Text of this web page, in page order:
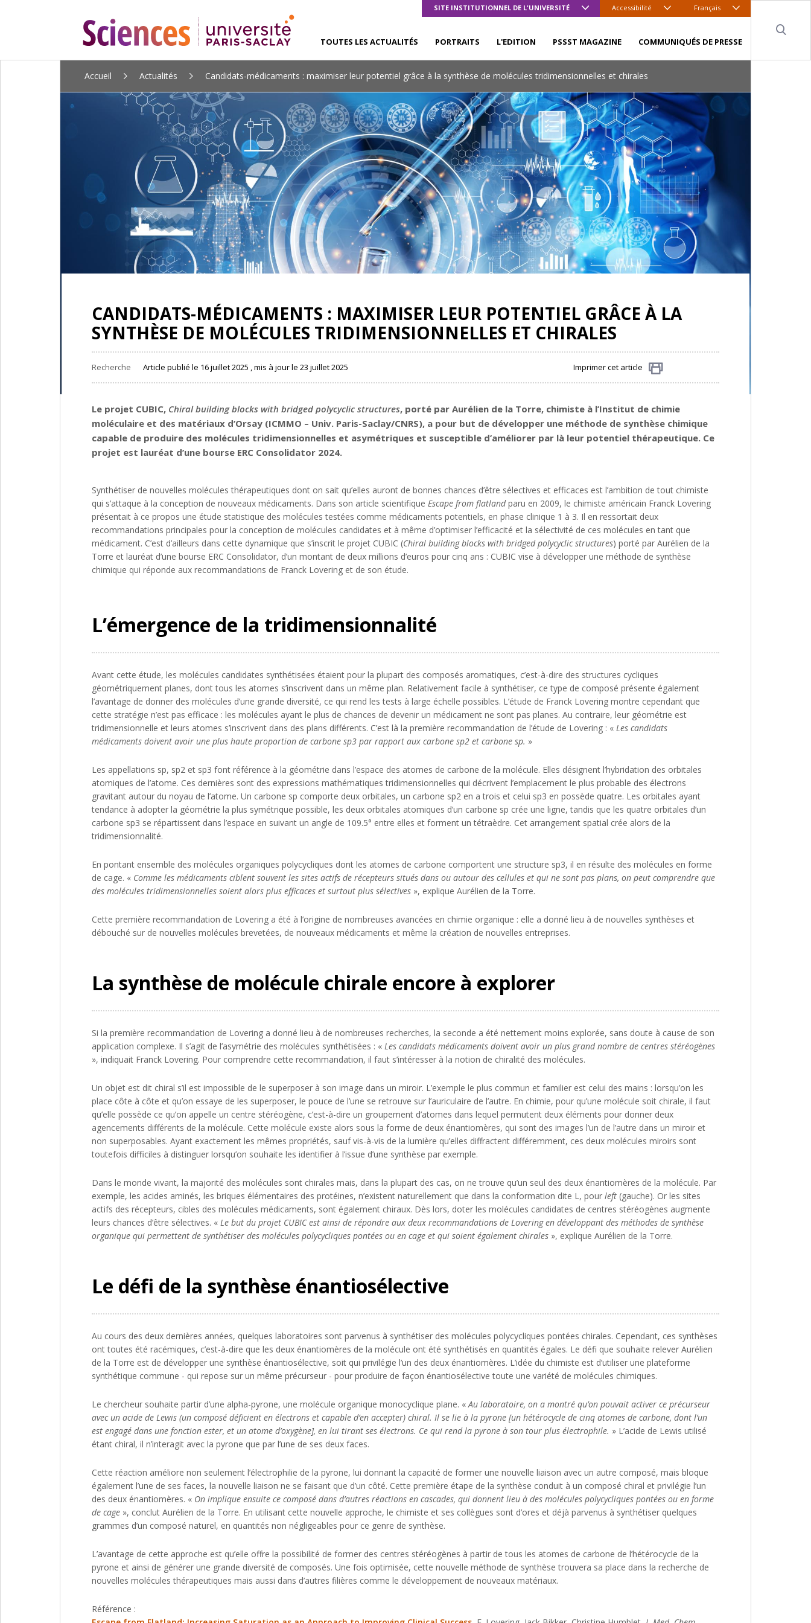
SITE INSTITUTIONNEL DE L'UNIVERSITÉ Accessibilité Français
TOUTES LES ACTUALITÉS PORTRAITS L'EDITION PSSST MAGAZINE COMMUNIQUÉS DE PRESSE
Accueil Actualités Candidats-médicaments : maximiser leur potentiel grâce à la synthèse de molécules tridimensionnelles et chirales
CANDIDATS-MÉDICAMENTS : MAXIMISER LEUR POTENTIEL GRÂCE À LA
SYNTHÈSE DE MOLÉCULES TRIDIMENSIONNELLES ET CHIRALES
Recherche Article publié le 16 juillet 2025 , mis à jour le 23 juillet 2025 Imprimer cet article
Le projet CUBIC, Chiral building blocks with bridged polycyclic structures, porté par Aurélien de la Torre, chimiste à l’Institut de chimie
moléculaire et des matériaux d’Orsay (ICMMO – Univ. Paris-Saclay/CNRS), a pour but de développer une méthode de synthèse chimique
capable de produire des molécules tridimensionnelles et asymétriques et susceptible d’améliorer par là leur potentiel thérapeutique. Ce
projet est lauréat d’une bourse ERC Consolidator 2024.
Synthétiser de nouvelles molécules thérapeutiques dont on sait qu’elles auront de bonnes chances d’être sélectives et efficaces est l’ambition de tout chimiste
qui s’attaque à la conception de nouveaux médicaments. Dans son article scientifique Escape from flatlandparu en 2009, le chimiste américain Franck Lovering
présentait à ce propos une étude statistique des molécules testées comme médicaments potentiels, en phase clinique 1 à 3. Il en ressortait deux
recommandations principales pour la conception de molécules candidates et à même d’optimiser l’efficacité et la sélectivité de ces molécules en tant que
médicament. C’est d’ailleurs dans cette dynamique que s’inscrit le projet CUBIC (Chiral building blocks with bridged polycyclic structures) porté par Aurélien de la
Torre et lauréat d’une bourse ERC Consolidator, d’un montant de deux millions d’euros pour cinq ans : CUBIC vise à développer une méthode de synthèse
chimique qui réponde aux recommandations de Franck Lovering et de son étude.
L’émergence de la tridimensionnalité
Avant cette étude, les molécules candidates synthétisées étaient pour la plupart des composés aromatiques, c’est-à-dire des structures cycliques
géométriquement planes, dont tous les atomes s’inscrivent dans un même plan. Relativement facile à synthétiser, ce type de composé présente également
l’avantage de donner des molécules d’une grande diversité, ce qui rend les tests à large échelle possibles. L’étude de Franck Lovering montre cependant que
cette stratégie n’est pas efficace : les molécules ayant le plus de chances de devenir un médicament ne sont pas planes. Au contraire, leur géométrie est
tridimensionnelle et leurs atomes s’inscrivent dans des plans différents. C’est là la première recommandation de l’étude de Lovering : « Les candidats
médicaments doivent avoir une plus haute proportion de carbone sp3 par rapport aux carbone sp2 et carbone sp. »
Les appellations sp, sp2 et sp3 font référence à la géométrie dans l’espace des atomes de carbone de la molécule. Elles désignent l’hybridation des orbitales
atomiques de l’atome. Ces dernières sont des expressions mathématiques tridimensionnelles qui décrivent l’emplacement le plus probable des électrons
gravitant autour du noyau de l’atome. Un carbone sp comporte deux orbitales, un carbone sp2 en a trois et celui sp3 en possède quatre. Les orbitales ayant
tendance à adopter la géométrie la plus symétrique possible, les deux orbitales atomiques d’un carbone sp crée une ligne, tandis que les quatre orbitales d’un
carbone sp3 se répartissent dans l’espace en suivant un angle de 109.5° entre elles et forment un tétraèdre. Cet arrangement spatial crée alors de la
tridimensionnalité.
En pontant ensemble des molécules organiques polycycliques dont les atomes de carbone comportent une structure sp3, il en résulte des molécules en forme
de cage. « Comme les médicaments ciblent souvent les sites actifs de récepteurs situés dans ou autour des cellules et qui ne sont pas plans, on peut comprendre que
des molécules tridimensionnelles soient alors plus efficaces et surtout plus sélectives », explique Aurélien de la Torre.
Cette première recommandation de Lovering a été à l’origine de nombreuses avancées en chimie organique : elle a donné lieu à de nouvelles synthèses et
débouché sur de nouvelles molécules brevetées, de nouveaux médicaments et même la création de nouvelles entreprises.
La synthèse de molécule chirale encore à explorer
Si la première recommandation de Lovering a donné lieu à de nombreuses recherches, la seconde a été nettement moins explorée, sans doute à cause de son
application complexe. Il s’agit de l’asymétrie des molécules synthétisées : « Les candidats médicaments doivent avoir un plus grand nombre de centres stéréogènes
», indiquait Franck Lovering. Pour comprendre cette recommandation, il faut s’intéresser à la notion de chiralité des molécules.
Un objet est dit chiral s’il est impossible de le superposer à son image dans un miroir. L’exemple le plus commun et familier est celui des mains : lorsqu’on les
place côte à côte et qu’on essaye de les superposer, le pouce de l’une se retrouve sur l’auriculaire de l’autre. En chimie, pour qu’une molécule soit chirale, il faut
qu’elle possède ce qu’on appelle un centre stéréogène, c’est-à-dire un groupement d’atomes dans lequel permutent deux éléments pour donner deux
agencements différents de la molécule. Cette molécule existe alors sous la forme de deux énantiomères, qui sont des images l’un de l’autre dans un miroir et
non superposables. Ayant exactement les mêmes propriétés, sauf vis-à-vis de la lumière qu’elles diffractent différemment, ces deux molécules miroirs sont
toutefois difficiles à distinguer lorsqu’on souhaite les identifier à l’issue d’une synthèse par exemple.
Dans le monde vivant, la majorité des molécules sont chirales mais, dans la plupart des cas, on ne trouve qu’un seul des deux énantiomères de la molécule. Par
exemple, les acides aminés, les briques élémentaires des protéines, n’existent naturellement que dans la conformation dite L, pour left (gauche). Or les sites
actifs des récepteurs, cibles des molécules médicaments, sont également chiraux. Dès lors, doter les molécules candidates de centres stéréogènes augmente
leurs chances d’être sélectives. « Le but du projet CUBIC est ainsi de répondre aux deux recommandations de Lovering en développant des méthodes de synthèse
organique qui permettent de synthétiser des molécules polycycliques pontées ou en cage et qui soient également chirales », explique Aurélien de la Torre.
Le défi de la synthèse énantiosélective
Au cours des deux dernières années, quelques laboratoires sont parvenus à synthétiser des molécules polycycliques pontées chirales. Cependant, ces synthèses
ont toutes été racémiques, c’est-à-dire que les deux énantiomères de la molécule ont été synthétisés en quantités égales. Le défi que souhaite relever Aurélien
de la Torre est de développer une synthèse énantiosélective, soit qui privilégie l’un des deux énantiomères. L’idée du chimiste est d’utiliser une plateforme
synthétique commune - qui repose sur un même précurseur - pour produire de façon énantiosélective toute une variété de molécules chimiques.
Le chercheur souhaite partir d’une alpha-pyrone, une molécule organique monocyclique plane. « Au laboratoire, on a montré qu’on pouvait activer ce précurseur
avec un acide de Lewis (un composé déficient en électrons et capable d’en accepter) chiral. Il se lie à la pyrone [un hétérocycle de cinq atomes de carbone, dont l’un
est engagé dans une fonction ester, et un atome d’oxygène], en lui tirant ses électrons. Ce qui rend la pyrone à son tour plus électrophile. » L’acide de Lewis utilisé
étant chiral, il n’interagit avec la pyrone que par l’une de ses deux faces.
Cette réaction améliore non seulement l’électrophilie de la pyrone, lui donnant la capacité de former une nouvelle liaison avec un autre composé, mais bloque
également l’une de ses faces, la nouvelle liaison ne se faisant que d’un côté. Cette première étape de la synthèse conduit à un composé chiral et privilégie l’un
des deux énantiomères. « On implique ensuite ce composé dans d’autres réactions en cascades, qui donnent lieu à des molécules polycycliques pontées ou en forme
de cage », conclut Aurélien de la Torre. En utilisant cette nouvelle approche, le chimiste et ses collègues sont d’ores et déjà parvenus à synthétiser quelques
grammes d’un composé naturel, en quantités non négligeables pour ce genre de synthèse.
L’avantage de cette approche est qu’elle offre la possibilité de former des centres stéréogènes à partir de tous les atomes de carbone de l’hétérocycle de la
pyrone et ainsi de générer une grande diversité de composés. Une fois optimisée, cette nouvelle méthode de synthèse trouvera sa place dans la recherche de
nouvelles molécules thérapeutiques mais aussi dans d’autres filières comme le développement de nouveaux matériaux.
Référence :